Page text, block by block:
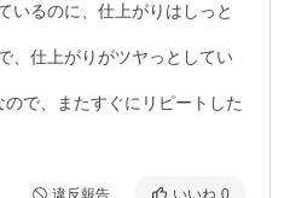
いるのに、仕上がりはしっと
、仕上がりがツヤっとしてい
で、またすぐにリピートした
違反報告 いいね 0